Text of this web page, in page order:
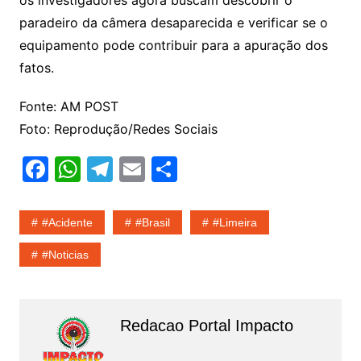
paradeiro da câmera desaparecida e verificar se o
equipamento pode contribuir para a apuração dos
fatos.
Fonte: AM POST
Foto: Reprodução/Redes Sociais
F
c
e
b
o
k
W
at
s
A
p
T
e
E
ai
S
ar
#Acidente #Brasil #limeira
#noticias
Redacao Portal Impacto